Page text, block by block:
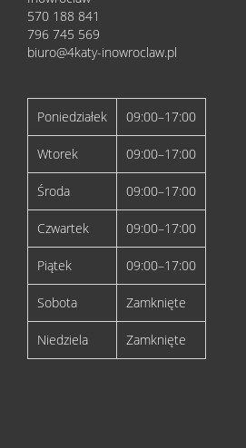
570 188 841
796 745 569
biuro@4katy-inowroclaw.pl
Poniedziałek 09:00–17:00
Wtorek 09:00–17:00
Środa 09:00–17:00
Czwartek 09:00–17:00
Piątek 09:00–17:00
Sobota Zamknięte
Niedziela Zamknięte